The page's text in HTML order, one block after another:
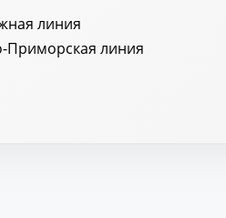
линия
Приморская линия